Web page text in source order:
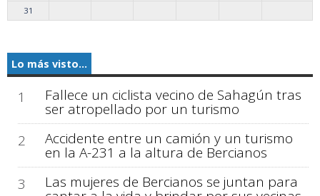
31
Lo más visto...
1 Fallece un ciclista vecino de Sahagún tras
ser atropellado por un turismo
2
Accidente entre un camión y un turismo
en la A-231 a la altura de Bercianos
3
Las mujeres de Bercianos se juntan para